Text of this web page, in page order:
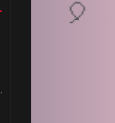
1️⃣ 8️⃣